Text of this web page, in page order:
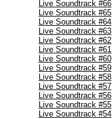
Live Soundtrack #66
Live Soundtrack #65
Live Soundtrack #64
Live Soundtrack #63
Live Soundtrack #62
Live Soundtrack #61
Live Soundtrack #60
Live Soundtrack #59
Live Soundtrack #58
Live Soundtrack #57
Live Soundtrack #56
Live Soundtrack #55
Live Soundtrack #54